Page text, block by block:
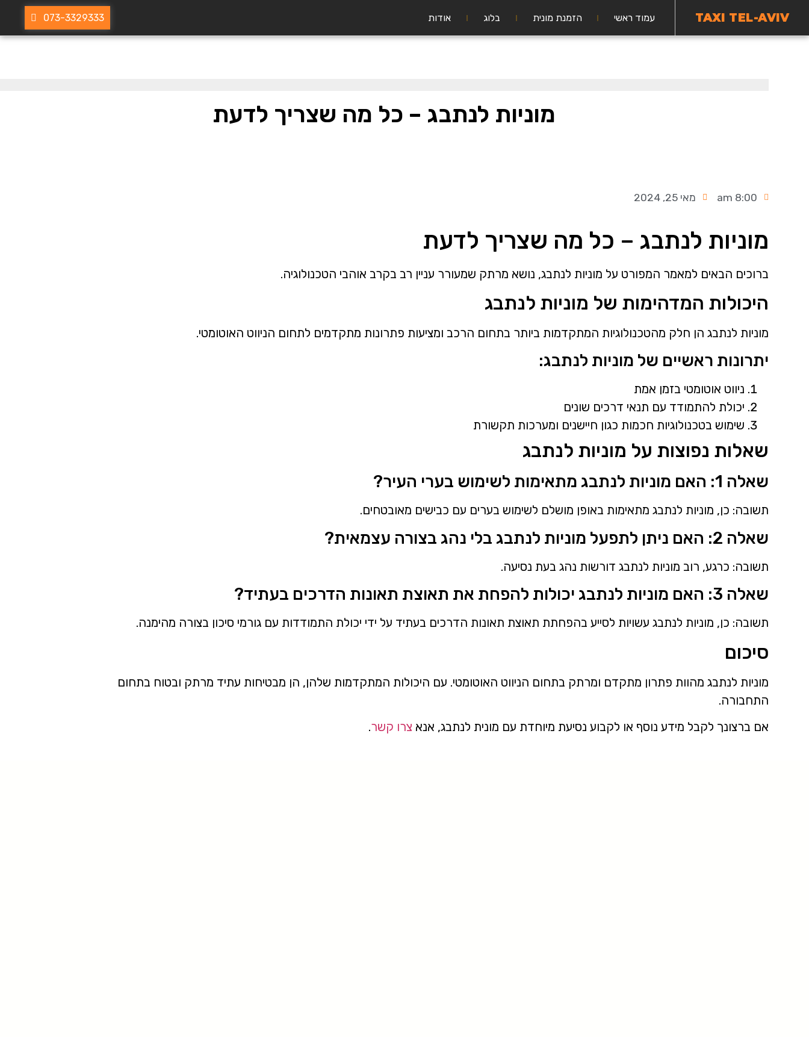
TAXI TEL-AVIV עמוד ראשי הזמנת מונית בלוג אודות 073-3329333
מוניות לנתבג – כל מה שצריך לדעת
8:00 am מאי 25, 2024
מוניות לנתבג – כל מה שצריך לדעת
ברוכים הבאים למאמר המפורט על מוניות לנתבג, נושא מרתק שמעורר עניין רב בקרב אוהבי הטכנולוגיה.
היכולות המדהימות של מוניות לנתבג
מוניות לנתבג הן חלק מהטכנולוגיות המתקדמות ביותר בתחום הרכב ומציעות פתרונות מתקדמים לתחום הניווט האוטומטי.
יתרונות ראשיים של מוניות לנתבג:
ניווט אוטומטי בזמן אמת
יכולת להתמודד עם תנאי דרכים שונים
שימוש בטכנולוגיות חכמות כגון חיישנים ומערכות תקשורת
שאלות נפוצות על מוניות לנתבג
שאלה 1: האם מוניות לנתבג מתאימות לשימוש בערי העיר?
תשובה: כן, מוניות לנתבג מתאימות באופן מושלם לשימוש בערים עם כבישים מאובטחים.
שאלה 2: האם ניתן לתפעל מוניות לנתבג בלי נהג בצורה עצמאית?
תשובה: כרגע, רוב מוניות לנתבג דורשות נהג בעת נסיעה.
שאלה 3: האם מוניות לנתבג יכולות להפחת את תאוצת תאונות הדרכים בעתיד?
תשובה: כן, מוניות לנתבג עשויות לסייע בהפחתת תאוצת תאונות הדרכים בעתיד על ידי יכולת התמודדות עם גורמי סיכון בצורה מהימנה.
סיכום
מוניות לנתבג מהוות פתרון מתקדם ומרתק בתחום הניווט האוטומטי. עם היכולות המתקדמות שלהן, הן מבטיחות עתיד מרתק ובטוח בתחום
התחבורה.
אם ברצונך לקבל מידע נוסף או לקבוע נסיעת מיוחדת עם מונית לנתבג, אנא צרו קשר.